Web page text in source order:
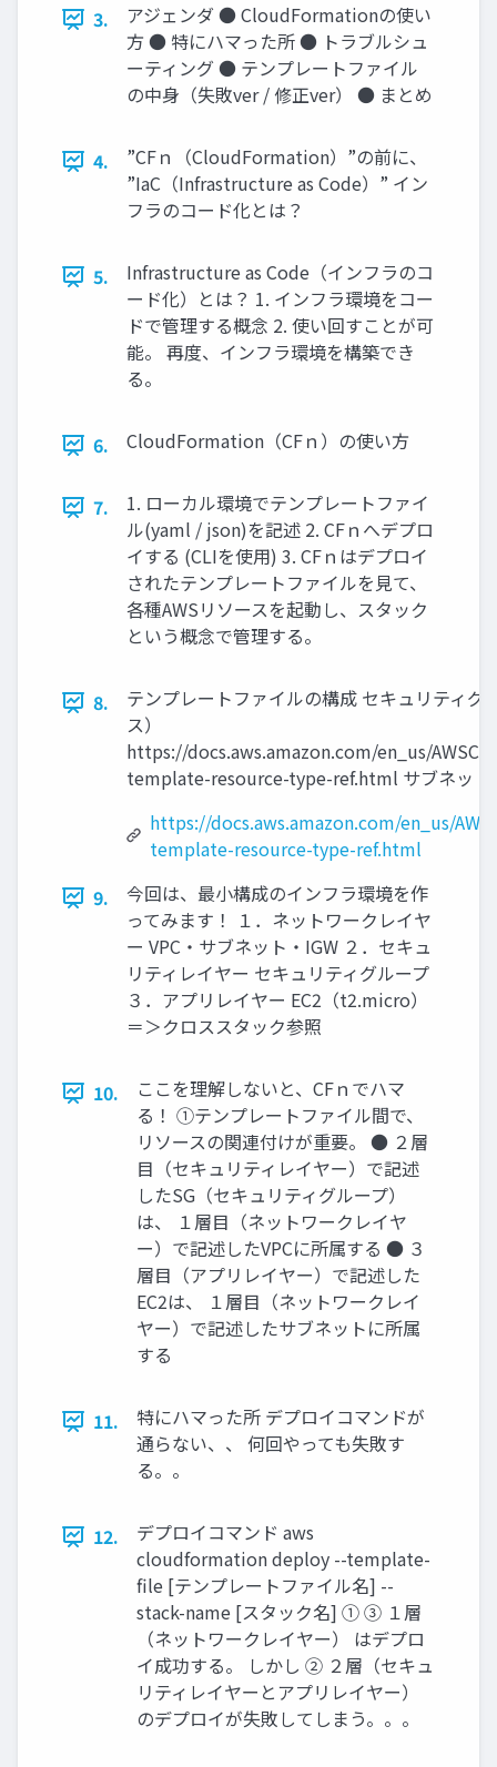
3.
アジェンダ ● CloudFormationの使い
方 ● 特にハマった所 ● トラブルシュ
ーティング ● テンプレートファイル
の中身（失敗ver / 修正ver） ● まとめ
4.
”CFｎ（CloudFormation）”の前に、
”IaC（Infrastructure as Code）” イン
フラのコード化とは？
5.
Infrastructure as Code（インフラのコ
ード化）とは？ 1. インフラ環境をコー
ドで管理する概念 2. 使い回すことが可
能。 再度、インフラ環境を構築でき
る。
6. CloudFormation（CFｎ）の使い方
7.
1. ローカル環境でテンプレートファイ
ル(yaml / json)を記述 2. CFｎへデプロ
イする (CLIを使用) 3. CFｎはデプロイ
されたテンプレートファイルを見て、
各種AWSリソースを起動し、スタック
という概念で管理する。
8.
テンプレートファイルの構成 セキュリティグ
ス）
https://docs.aws.amazon.com/en_us/
template-resource-type-ref.html サブネット
https://docs.aws.amazon.com/en_us/
template-resource-type-ref.html
9.
今回は、最小構成のインフラ環境を作
ってみます！ １．ネットワークレイヤ
ー VPC・サブネット・IGW ２．セキュ
リティレイヤー セキュリティグループ
３．アプリレイヤー EC2（t2.micro）
＝＞クロススタック参照
10.
ここを理解しないと、CFｎでハマ
る！ ①テンプレートファイル間で、
リソースの関連付けが重要。 ● ２層
目（セキュリティレイヤー）で記述
したSG（セキュリティグループ）
は、 １層目（ネットワークレイヤ
ー）で記述したVPCに所属する ● ３
層目（アプリレイヤー）で記述した
EC2は、 １層目（ネットワークレイ
ヤー）で記述したサブネットに所属
する
11.
特にハマった所 デプロイコマンドが
通らない、、 何回やっても失敗す
る。。
12.
デプロイコマンド aws
cloudformation deploy --template-
file [テンプレートファイル名] --
stack-name [スタック名] ① ③ １層
（ネットワークレイヤー） はデプロ
イ成功する。 しかし ② ２層（セキュ
リティレイヤーとアプリレイヤー）
のデプロイが失敗してしまう。。。